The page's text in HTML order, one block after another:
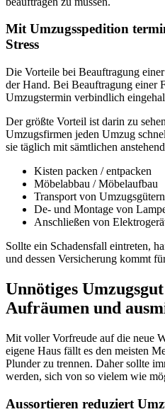
Mit Umzugsspedition
Stress
Die Vorteile bei Beauftragung
der Hand. Bei Beauftragung einer
Umzugstermin verbindlich
Der größte Vorteil ist darin zu
Umzugsfirmen jeden Umzug
sie täglich mit sämtlichen
Kisten packen / entpacken
Möbelabbau / Möbelaufbau
Transport von Umzugsgütern
De- und Montage von
Anschließen von
Sollte ein Schadensfall eintreten,
und dessen Versicherung kommt
Unnötiges
Aufräumen und
Mit voller Vorfreude auf die neue
eigene Haus fällt es den meisten
Plunder zu trennen. Daher sollte
werden, sich von so vielem wie
Aussortieren reduziert